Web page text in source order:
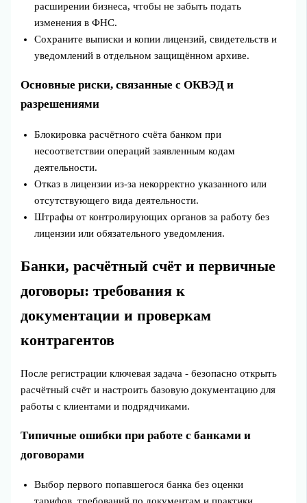
расширении бизнеса, чтобы не забыть подать
изменения в ФНС.
Сохраните выписки и копии лицензий, свидетельств и
уведомлений в отдельном защищённом архиве.
Основные риски, связанные с ОКВЭД и
разрешениями
Блокировка расчётного счёта банком при
несоответствии операций заявленным кодам
деятельности.
Отказ в лицензии из‑за некорректно указанного или
отсутствующего вида деятельности.
Штрафы от контролирующих органов за работу без
лицензии или обязательного уведомления.
Банки, расчётный счёт и первичные
договоры: требования к
документации и проверкам
контрагентов
После регистрации ключевая задача - безопасно открыть
расчётный счёт и настроить базовую документацию для
работы с клиентами и подрядчиками.
Типичные ошибки при работе с банками и
договорами
Выбор первого попавшегося банка без оценки